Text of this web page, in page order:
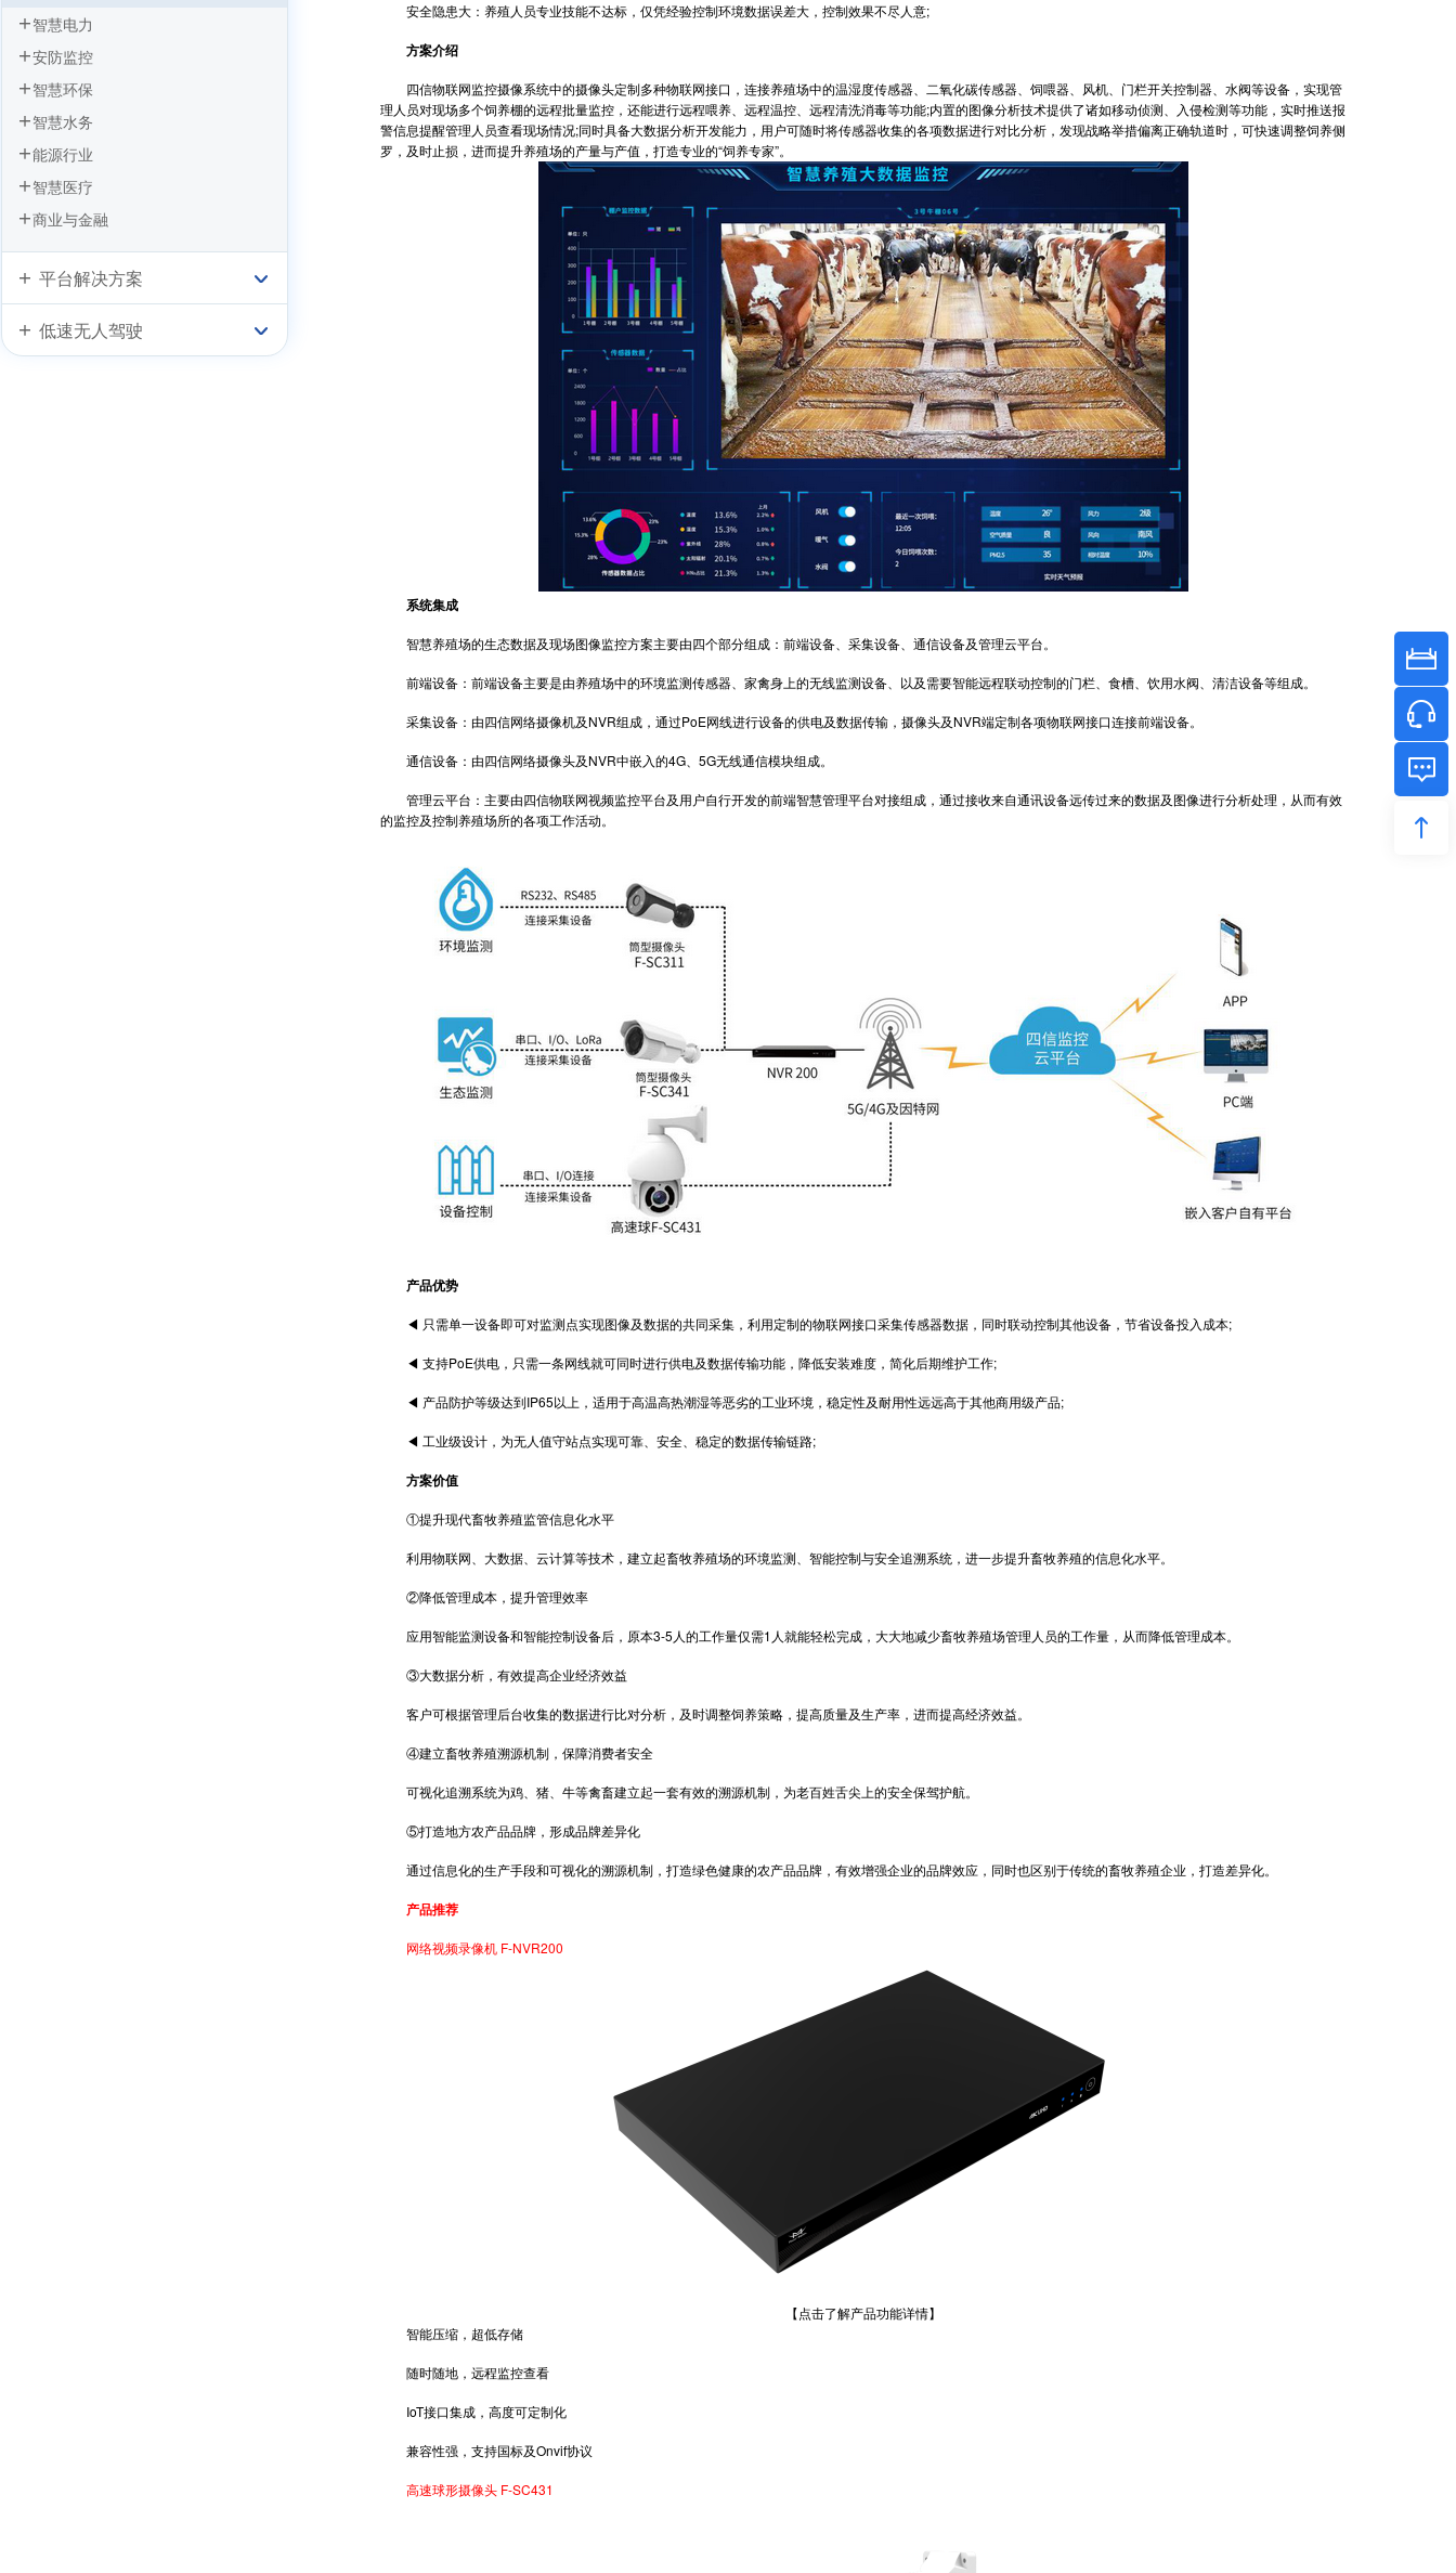
四信ZigBee模块助力大庆油田油井无线
监测应用
通过ZigBee实现油田油井无线监测应用
智慧电力
安防监控
智慧环保
智慧水务
能源行业
智慧医疗
商业与金融
平台解决方案
低速无人驾驶
安全隐患大：养殖人员专业技能不达标，仅凭经验控制环境数据误差大，控制效果不尽人意;
方案介绍
四信物联网监控摄像系统中的摄像头定制多种物联网接口，连接养殖场中的温湿度传感器、二氧化碳传感器、饲喂器、风机、门栏开关控制器、水阀等设备，实现管
理人员对现场多个饲养棚的远程批量监控，还能进行远程喂养、远程温控、远程清洗消毒等功能;内置的图像分析技术提供了诸如移动侦测、入侵检测等功能，实时推送报
警信息提醒管理人员查看现场情况;同时具备大数据分析开发能力，用户可随时将传感器收集的各项数据进行对比分析，发现战略举措偏离正确轨道时，可快速调整饲养侧
罗，及时止损，进而提升养殖场的产量与产值，打造专业的“饲养专家”。
系统集成
智慧养殖场的生态数据及现场图像监控方案主要由四个部分组成：前端设备、采集设备、通信设备及管理云平台。
前端设备：前端设备主要是由养殖场中的环境监测传感器、家禽身上的无线监测设备、以及需要智能远程联动控制的门栏、食槽、饮用水阀、清洁设备等组成。
采集设备：由四信网络摄像机及NVR组成，通过PoE网线进行设备的供电及数据传输，摄像头及NVR端定制各项物联网接口连接前端设备。
通信设备：由四信网络摄像头及NVR中嵌入的4G、5G无线通信模块组成。
管理云平台：主要由四信物联网视频监控平台及用户自行开发的前端智慧管理平台对接组成，通过接收来自通讯设备远传过来的数据及图像进行分析处理，从而有效
的监控及控制养殖场所的各项工作活动。
产品优势
◀ 只需单一设备即可对监测点实现图像及数据的共同采集，利用定制的物联网接口采集传感器数据，同时联动控制其他设备，节省设备投入成本;
◀ 支持PoE供电，只需一条网线就可同时进行供电及数据传输功能，降低安装难度，简化后期维护工作;
◀ 产品防护等级达到IP65以上，适用于高温高热潮湿等恶劣的工业环境，稳定性及耐用性远远高于其他商用级产品;
◀ 工业级设计，为无人值守站点实现可靠、安全、稳定的数据传输链路;
方案价值
①提升现代畜牧养殖监管信息化水平
利用物联网、大数据、云计算等技术，建立起畜牧养殖场的环境监测、智能控制与安全追溯系统，进一步提升畜牧养殖的信息化水平。
②降低管理成本，提升管理效率
应用智能监测设备和智能控制设备后，原本3-5人的工作量仅需1人就能轻松完成，大大地减少畜牧养殖场管理人员的工作量，从而降低管理成本。
③大数据分析，有效提高企业经济效益
客户可根据管理后台收集的数据进行比对分析，及时调整饲养策略，提高质量及生产率，进而提高经济效益。
④建立畜牧养殖溯源机制，保障消费者安全
可视化追溯系统为鸡、猪、牛等禽畜建立起一套有效的溯源机制，为老百姓舌尖上的安全保驾护航。
⑤打造地方农产品品牌，形成品牌差异化
通过信息化的生产手段和可视化的溯源机制，打造绿色健康的农产品品牌，有效增强企业的品牌效应，同时也区别于传统的畜牧养殖企业，打造差异化。
产品推荐
网络视频录像机 F-NVR200
【点击了解产品功能详情】
智能压缩，超低存储
随时随地，远程监控查看
IoT接口集成，高度可定制化
兼容性强，支持国标及Onvif协议
高速球形摄像头 F-SC431